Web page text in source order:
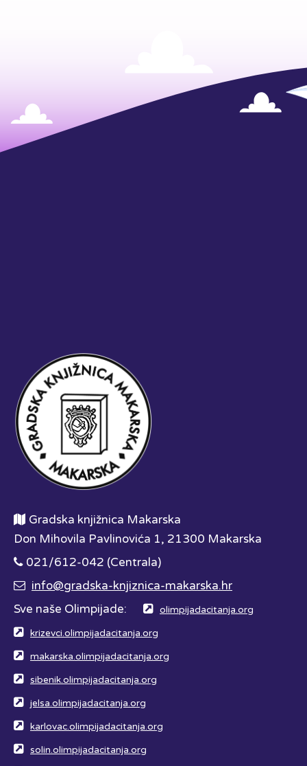
Gradska knjižnica Makarska
Don Mihovila Pavlinovića 1, 21300 Makarska
021/612-042 (Centrala)
info@gradska-knjiznica-makarska.hr
Sve naše Olimpijade:
olimpijadacitanja.org
krizevci.olimpijadacitanja.org
makarska.olimpijadacitanja.org
sibenik.olimpijadacitanja.org
jelsa.olimpijadacitanja.org
karlovac.olimpijadacitanja.org
solin.olimpijadacitanja.org